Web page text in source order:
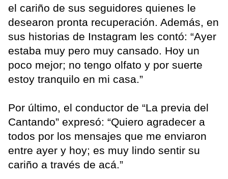
el cariño de sus seguidores quienes le
desearon pronta recuperación. Además, en
sus historias de Instagram les contó: “Ayer
estaba muy pero muy cansado. Hoy un
poco mejor; no tengo olfato y por suerte
estoy tranquilo en mi casa.”
Por último, el conductor de “La previa del
Cantando” expresó: “Quiero agradecer a
todos por los mensajes que me enviaron
entre ayer y hoy; es muy lindo sentir su
cariño a través de acá.”